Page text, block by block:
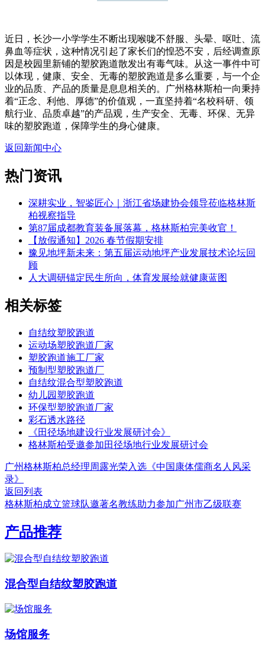
近日，长沙一小学学生不断出现喉咙不舒服、头晕、呕吐、流
鼻血等症状，这种情况引起了家长们的惶恐不安，后经调查原
因是校园里新铺的塑胶跑道散发出有毒气味。从这一事件中可
以体现，健康、安全、无毒的塑胶跑道是多么重要，与一个企
业的品质、产品的质量是息息相关的。广州格林斯柏一向秉持
着“正念、利他、厚德”的价值观，一直坚持着“名校科研、领
航行业、品质卓越”的产品观，生产安全、无毒、环保、无异
味的塑胶跑道，保障学生的身心健康。
返回新闻中心
热门资讯
深耕实业，智鉴匠心｜浙江省场建协会领导莅临格林斯
柏视察指导
第87届成都教育装备展落幕，格林斯柏完美收官！
【放假通知】2026 春节假期安排
豫见地坪新未来：第五届运动地坪产业发展技术论坛回
顾
人大调研锚定民生所向，体育发展绘就健康蓝图
相关标签
自结纹塑胶跑道
运动场塑胶跑道厂家
塑胶跑道施工厂家
预制型塑胶跑道厂
自结纹混合型塑胶跑道
幼儿园塑胶跑道
环保型塑胶跑道厂家
彩石透水路径
《田径场地建设行业发展研讨会》
格林斯柏受邀参加田径场地行业发展研讨会
广州格林斯柏总经理周露光荣入选《中国康体儒商名人风采
录》
返回列表
格林斯柏成立篮球队邀著名教练助力参加广州市乙级联赛
产品推荐
混合型自结纹塑胶跑道
场馆服务